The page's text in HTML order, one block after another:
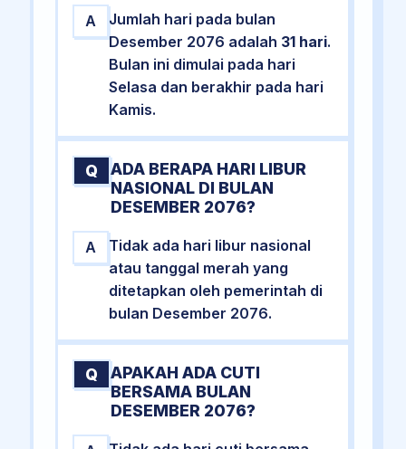
A
Jumlah hari pada bulan
Desember 2076 adalah 31 hari.
Bulan ini dimulai pada hari
Selasa dan berakhir pada hari
Kamis.
Q
ADA BERAPA HARI LIBUR
NASIONAL DI BULAN
DESEMBER 2076?
A
Tidak ada hari libur nasional
atau tanggal merah yang
ditetapkan oleh pemerintah di
bulan Desember 2076.
Q
APAKAH ADA CUTI
BERSAMA BULAN
DESEMBER 2076?